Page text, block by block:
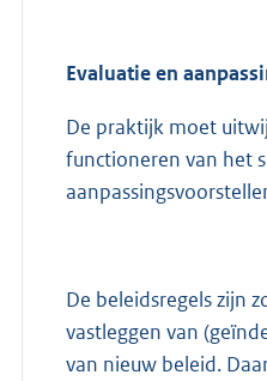
Evaluatie en
De praktijk moet
functioneren van het
De beleidsregels zijn
vastleggen van
van nieuw beleid.